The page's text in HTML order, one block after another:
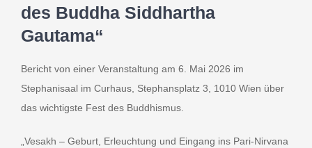
des Buddha Siddhartha
Gautama“
Bericht von einer Veranstaltung am 6. Mai 2026 im
Stephanisaal im Curhaus, Stephansplatz 3, 1010 Wien über
das wichtigste Fest des Buddhismus.
„Vesakh – Geburt, Erleuchtung und Eingang ins Pari-Nirvana